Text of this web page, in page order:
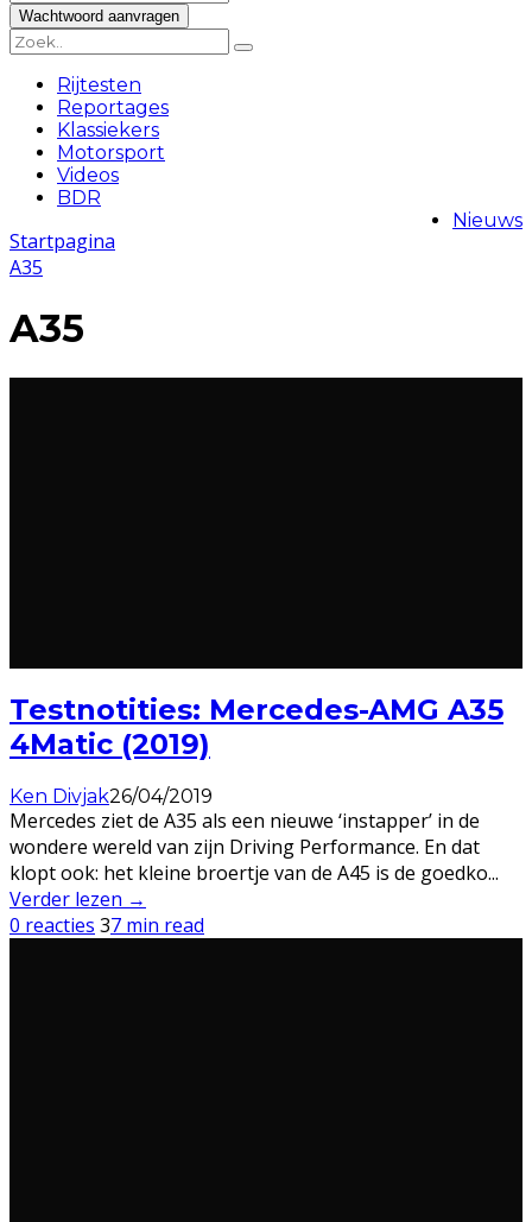
Rijtesten
Reportages
Klassiekers
Motorsport
Videos
BDR
Nieuws
Startpagina
A35
A35
Testnotities: Mercedes-AMG A35
4Matic (2019)
Ken Divjak26/04/2019
Mercedes ziet de A35 als een nieuwe ‘instapper’ in de
wondere wereld van zijn Driving Performance. En dat
klopt ook: het kleine broertje van de A45 is de goedko...
Verder lezen →
0 reacties 37 min read